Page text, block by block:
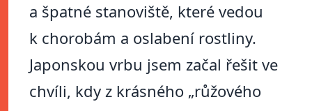
a špatné stanoviště, které vedou
k chorobám a oslabení rostliny.
Japonskou vrbu jsem začal řešit ve
chvíli, kdy z krásného „růžového